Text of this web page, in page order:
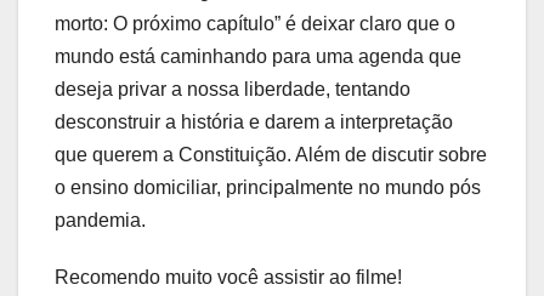
morto: O próximo capítulo” é deixar claro que o
mundo está caminhando para uma agenda que
deseja privar a nossa liberdade, tentando
desconstruir a história e darem a interpretação
que querem a Constituição. Além de discutir sobre
o ensino domiciliar, principalmente no mundo pós
pandemia.
Recomendo muito você assistir ao filme!